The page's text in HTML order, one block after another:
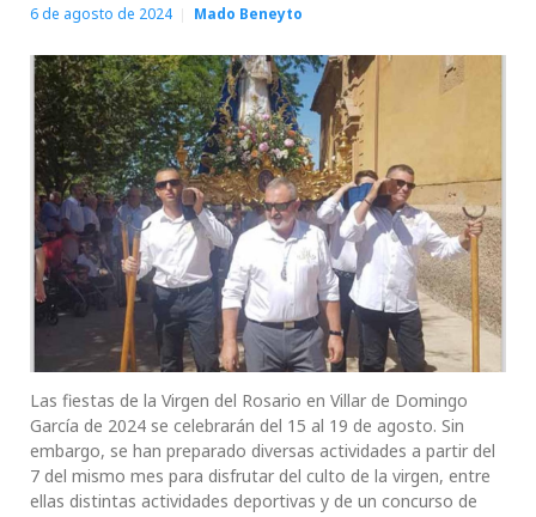
6 de agosto de 2024 Mado Beneyto
Las fiestas de la Virgen del Rosario en Villar de Domingo
García de 2024 se celebrarán del 15 al 19 de agosto. Sin
embargo, se han preparado diversas actividades a partir del
7 del mismo mes para disfrutar del culto de la virgen, entre
ellas distintas actividades deportivas y de un concurso de